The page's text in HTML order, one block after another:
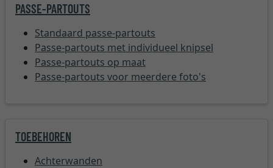
PASSE-PARTOUTS
Standaard passe-partouts
Passe-partouts met individueel knipsel
Passe-partouts op maat
Passe-partouts voor meerdere foto's
TOEBEHOREN
Achterwanden